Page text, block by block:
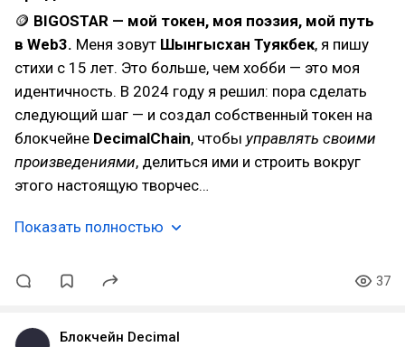
🪙 BIGOSTAR — мой токен, моя поэзия, мой путь
в Web3. Меня зовут Шынгысхан Туякбек, я пишу
стихи с 15 лет. Это больше, чем хобби — это моя
идентичность. В 2024 году я решил: пора сделать
следующий шаг — и создал собственный токен на
блокчейне DecimalChain, чтобы управлять своими
произведениями, делиться ими и строить вокруг
этого настоящую творчес…
Показать полностью
37
Блокчейн Decimal